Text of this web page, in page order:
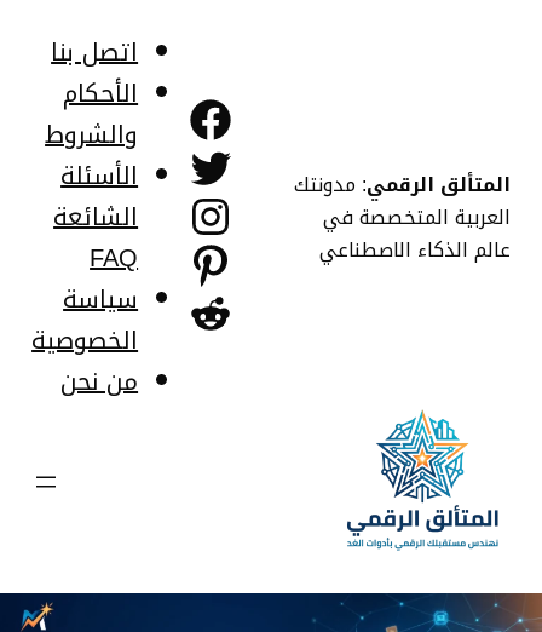
المتألق الرقمي: مدونتك
العربية المتخصصة في
عالم الذكاء الاصطناعي
فيسبوك
تويتر
إنستجرام
بينتريست
ريديت
اتصل بنا
الأحكام
والشروط
الأسئلة
الشائعة
FAQ
سياسة
الخصوصية
من نحن